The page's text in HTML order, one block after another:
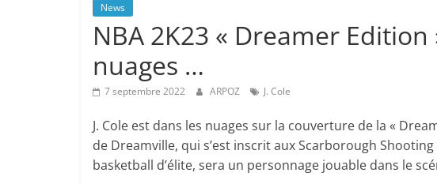
News
NBA 2K23 « Dreamer Edition
nuages …
7 septembre 2022 ARPOZ J. Cole
J. Cole est dans les nuages ​​sur la couverture de la «
de Dreamville, qui s’est inscrit aux Scarborough
basketball d’élite, sera un personnage jouable dans le